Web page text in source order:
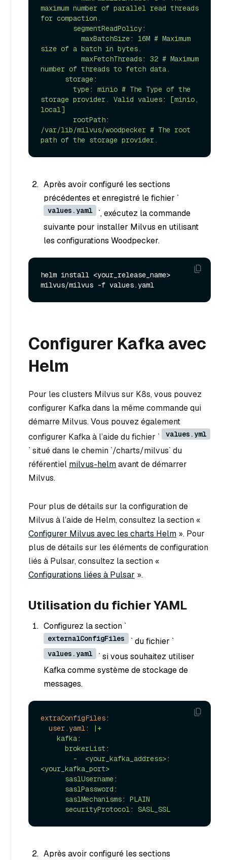
maximum number of parallel read threads
for compaction.
size of a batch in bytes.
number of threads to fetch data.
storage provider. Valid values: [minio,
local]
/var/lib/milvus/woodpecker # The root
Après avoir configuré les sections
précédentes et enregistré le fichier `
values.yaml
`, exécutez la commande
suivante pour installer Milvus en utilisant
les configurations Woodpecker.
helm install <your_release_name>
Configurer Kafka avec
Helm
Pour les clusters Milvus sur K8s, vous pouvez
configurer Kafka dans la même commande qui
démarre Milvus. Vous pouvez également
configurer Kafka à l’aide du fichier `
values.yml
` situé dans le chemin `/charts/milvus` du
référentiel milvus-helmavant de démarrer
Milvus.
Pour plus de détails sur la configuration de
Milvus à l’aide de Helm, consultez la section «
Configurer Milvus avec les charts Helm ». Pour
plus de détails sur les éléments de configuration
liés à Pulsar, consultez la section «
Configurations liées à Pulsar ».
Utilisation du fichier YAML
Configurez la section `
externalConfigFiles ` du fichier `
values.yaml
` si vous souhaitez utiliser
Kafka comme système de stockage de
messages.
extraConfigFiles:
user.yaml:
|+
<your_kafka_port>
Après avoir configuré les sections